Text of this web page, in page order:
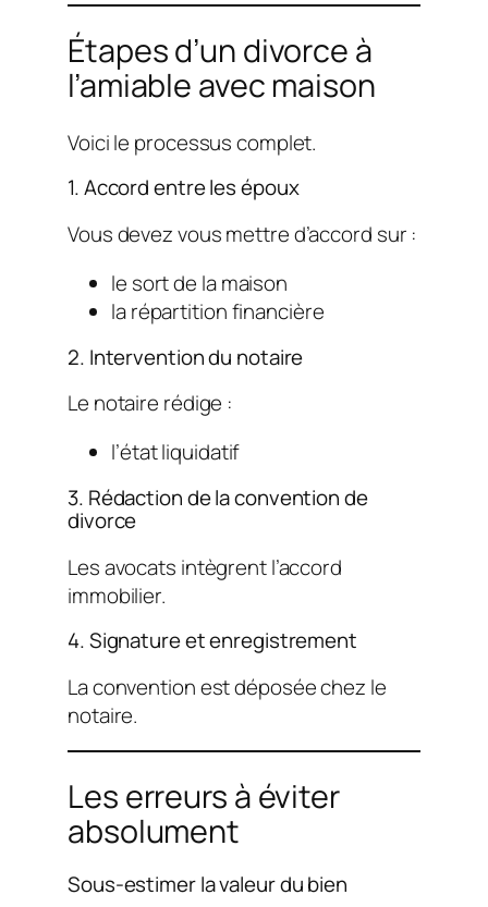
Étapes d’un divorce à
l’amiable avec maison
Voici le processus complet.
1. Accord entre les époux
Vous devez vous mettre d’accord sur :
le sort de la maison
la répartition financière
2. Intervention du notaire
Le notaire rédige :
l’état liquidatif
3. Rédaction de la convention de
divorce
Les avocats intègrent l’accord
immobilier.
4. Signature et enregistrement
La convention est déposée chez le
notaire.
Les erreurs à éviter
absolument
Sous-estimer la valeur du bien